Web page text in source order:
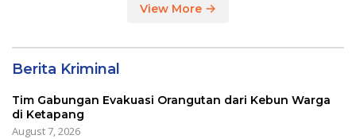
View More
Berita Kriminal
Tim Gabungan Evakuasi Orangutan dari Kebun Warga
di Ketapang
August 7, 2026